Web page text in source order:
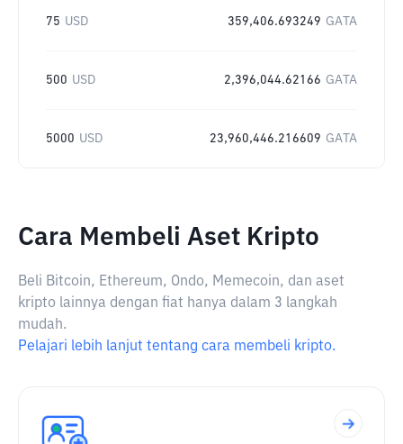
75 USD 359,406.693249 GATA
500 USD 2,396,044.62166 GATA
5000 USD 23,960,446.216609 GATA
Cara Membeli Aset Kripto
Beli Bitcoin, Ethereum, Ondo, Memecoin, dan aset
kripto lainnya dengan fiat hanya dalam 3 langkah
mudah.
Pelajari lebih lanjut tentang cara membeli kripto.